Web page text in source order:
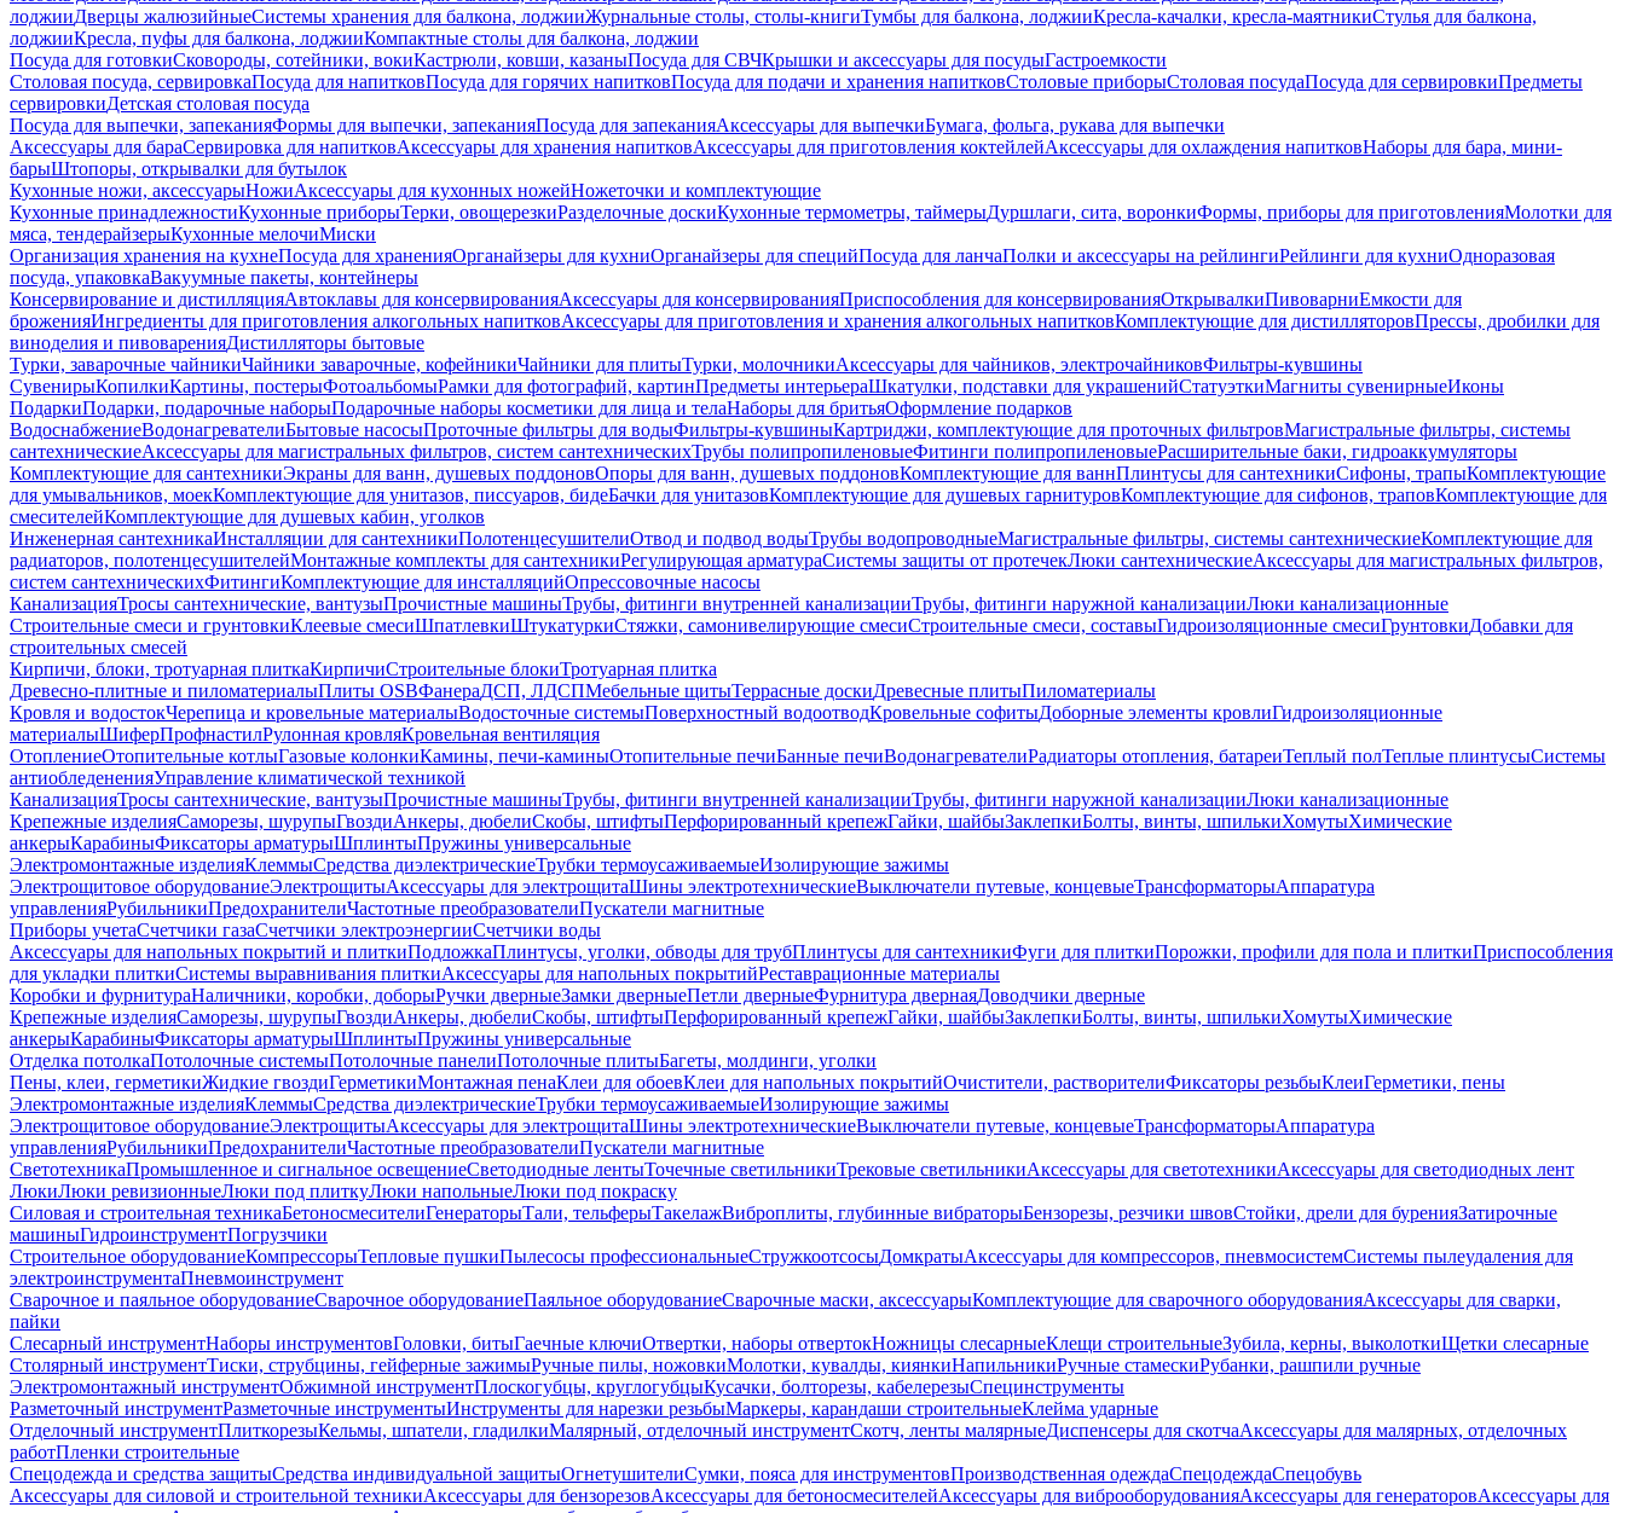
лоджииДверцы жалюзийныеСистемы хранения для балкона, лоджииЖурнальные столы, столы-книгиТумбы для балкона, лоджииКресла-качалки, кресла-маятникиСтулья для балкона,
лоджииКресла, пуфы для балкона, лоджииКомпактные столы для балкона, лоджии
Посуда для готовкиСковороды, сотейники, вокиКастрюли, ковши, казаныПосуда для СВЧКрышки и аксессуары для посудыГастроемкости
Столовая посуда, сервировкаПосуда для напитковПосуда для горячих напитковПосуда для подачи и хранения напитковСтоловые приборыСтоловая посудаПосуда для сервировкиПредметы
сервировкиДетская столовая посуда
Посуда для выпечки, запеканияФормы для выпечки, запеканияПосуда для запеканияАксессуары для выпечкиБумага, фольга, рукава для выпечки
Аксессуары для бараСервировка для напитковАксессуары для хранения напитковАксессуары для приготовления коктейлейАксессуары для охлаждения напитковНаборы для бара, мини-
барыШтопоры, открывалки для бутылок
Кухонные ножи, аксессуарыНожиАксессуары для кухонных ножейНожеточки и комплектующие
Кухонные принадлежностиКухонные приборыТерки, овощерезкиРазделочные доскиКухонные термометры, таймерыДуршлаги, сита, воронкиФормы, приборы для приготовленияМолотки для
мяса, тендерайзерыКухонные мелочиМиски
Организация хранения на кухнеПосуда для храненияОрганайзеры для кухниОрганайзеры для специйПосуда для ланчаПолки и аксессуары на рейлингиРейлинги для кухниОдноразовая
посуда, упаковкаВакуумные пакеты, контейнеры
Консервирование и дистилляцияАвтоклавы для консервированияАксессуары для консервированияПриспособления для консервированияОткрывалкиПивоварниЕмкости для
броженияИнгредиенты для приготовления алкогольных напитковАксессуары для приготовления и хранения алкогольных напитковКомплектующие для дистилляторовПрессы, дробилки для
виноделия и пивоваренияДистилляторы бытовые
Турки, заварочные чайникиЧайники заварочные, кофейникиЧайники для плитыТурки, молочникиАксессуары для чайников, электрочайниковФильтры-кувшины
СувенирыКопилкиКартины, постерыФотоальбомыРамки для фотографий, картинПредметы интерьераШкатулки, подставки для украшенийСтатуэткиМагниты сувенирныеИконы
ПодаркиПодарки, подарочные наборыПодарочные наборы косметики для лица и телаНаборы для бритьяОформление подарков
ВодоснабжениеВодонагревателиБытовые насосыПроточные фильтры для водыФильтры-кувшиныКартриджи, комплектующие для проточных фильтровМагистральные фильтры, системы
сантехническиеАксессуары для магистральных фильтров, систем сантехническихТрубы полипропиленовыеФитинги полипропиленовыеРасширительные баки, гидроаккумуляторы
Комплектующие для сантехникиЭкраны для ванн, душевых поддоновОпоры для ванн, душевых поддоновКомплектующие для ваннПлинтусы для сантехникиСифоны, трапыКомплектующие
для умывальников, моекКомплектующие для унитазов, писсуаров, бидеБачки для унитазовКомплектующие для душевых гарнитуровКомплектующие для сифонов, траповКомплектующие для
смесителейКомплектующие для душевых кабин, уголков
Инженерная сантехникаИнсталляции для сантехникиПолотенцесушителиОтвод и подвод водыТрубы водопроводныеМагистральные фильтры, системы сантехническиеКомплектующие для
радиаторов, полотенцесушителейМонтажные комплекты для сантехникиРегулирующая арматураСистемы защиты от протечекЛюки сантехническиеАксессуары для магистральных фильтров,
систем сантехническихФитингиКомплектующие для инсталляцийОпрессовочные насосы
КанализацияТросы сантехнические, вантузыПрочистные машиныТрубы, фитинги внутренней канализацииТрубы, фитинги наружной канализацииЛюки канализационные
Строительные смеси и грунтовкиКлеевые смесиШпатлевкиШтукатуркиСтяжки, самонивелирующие смесиСтроительные смеси, составыГидроизоляционные смесиГрунтовкиДобавки для
строительных смесей
Кирпичи, блоки, тротуарная плиткаКирпичиСтроительные блокиТротуарная плитка
Древесно-плитные и пиломатериалыПлиты OSBФанераДСП, ЛДСПМебельные щитыТеррасные доскиДревесные плитыПиломатериалы
Кровля и водостокЧерепица и кровельные материалыВодосточные системыПоверхностный водоотводКровельные софитыДоборные элементы кровлиГидроизоляционные
материалыШиферПрофнастилРулонная кровляКровельная вентиляция
ОтоплениеОтопительные котлыГазовые колонкиКамины, печи-каминыОтопительные печиБанные печиВодонагревателиРадиаторы отопления, батареиТеплый полТеплые плинтусыСистемы
антиобледененияУправление климатической техникой
КанализацияТросы сантехнические, вантузыПрочистные машиныТрубы, фитинги внутренней канализацииТрубы, фитинги наружной канализацииЛюки канализационные
Крепежные изделияСаморезы, шурупыГвоздиАнкеры, дюбелиСкобы, штифтыПерфорированный крепежГайки, шайбыЗаклепкиБолты, винты, шпилькиХомутыХимические
анкерыКарабиныФиксаторы арматурыШплинтыПружины универсальные
Электромонтажные изделияКлеммыСредства диэлектрическиеТрубки термоусаживаемыеИзолирующие зажимы
Электрощитовое оборудованиеЭлектрощитыАксессуары для электрощитаШины электротехническиеВыключатели путевые, концевыеТрансформаторыАппаратура
управленияРубильникиПредохранителиЧастотные преобразователиПускатели магнитные
Приборы учетаСчетчики газаСчетчики электроэнергииСчетчики воды
Аксессуары для напольных покрытий и плиткиПодложкаПлинтусы, уголки, обводы для трубПлинтусы для сантехникиФуги для плиткиПорожки, профили для пола и плиткиПриспособления
для укладки плиткиСистемы выравнивания плиткиАксессуары для напольных покрытийРеставрационные материалы
Коробки и фурнитураНаличники, коробки, доборыРучки дверныеЗамки дверныеПетли дверныеФурнитура двернаяДоводчики дверные
Крепежные изделияСаморезы, шурупыГвоздиАнкеры, дюбелиСкобы, штифтыПерфорированный крепежГайки, шайбыЗаклепкиБолты, винты, шпилькиХомутыХимические
анкерыКарабиныФиксаторы арматурыШплинтыПружины универсальные
Отделка потолкаПотолочные системыПотолочные панелиПотолочные плитыБагеты, молдинги, уголки
Пены, клеи, герметикиЖидкие гвоздиГерметикиМонтажная пенаКлеи для обоевКлеи для напольных покрытийОчистители, растворителиФиксаторы резьбыКлеиГерметики, пены
Электромонтажные изделияКлеммыСредства диэлектрическиеТрубки термоусаживаемыеИзолирующие зажимы
Электрощитовое оборудованиеЭлектрощитыАксессуары для электрощитаШины электротехническиеВыключатели путевые, концевыеТрансформаторыАппаратура
управленияРубильникиПредохранителиЧастотные преобразователиПускатели магнитные
СветотехникаПромышленное и сигнальное освещениеСветодиодные лентыТочечные светильникиТрековые светильникиАксессуары для светотехникиАксессуары для светодиодных лент
ЛюкиЛюки ревизионныеЛюки под плиткуЛюки напольныеЛюки под покраску
Силовая и строительная техникаБетоносмесителиГенераторыТали, тельферыТакелажВиброплиты, глубинные вибраторыБензорезы, резчики швовСтойки, дрели для буренияЗатирочные
машиныГидроинструментПогрузчики
Строительное оборудованиеКомпрессорыТепловые пушкиПылесосы профессиональныеСтружкоотсосыДомкратыАксессуары для компрессоров, пневмосистемСистемы пылеудаления для
электроинструментаПневмоинструмент
Сварочное и паяльное оборудованиеСварочное оборудованиеПаяльное оборудованиеСварочные маски, аксессуарыКомплектующие для сварочного оборудованияАксессуары для сварки,
пайки
Слесарный инструментНаборы инструментовГоловки, битыГаечные ключиОтвертки, наборы отвертокНожницы слесарныеКлещи строительныеЗубила, керны, выколоткиЩетки слесарные
Столярный инструментТиски, струбцины, гейферные зажимыРучные пилы, ножовкиМолотки, кувалды, киянкиНапильникиРучные стамескиРубанки, рашпили ручные
Электромонтажный инструментОбжимной инструментПлоскогубцы, круглогубцыКусачки, болторезы, кабелерезыСпецинструменты
Разметочный инструментРазметочные инструментыИнструменты для нарезки резьбыМаркеры, карандаши строительныеКлейма ударные
Отделочный инструментПлиткорезыКельмы, шпатели, гладилкиМалярный, отделочный инструментСкотч, ленты малярныеДиспенсеры для скотчаАксессуары для малярных, отделочных
работПленки строительные
Спецодежда и средства защитыСредства индивидуальной защитыОгнетушителиСумки, пояса для инструментовПроизводственная одеждаСпецодеждаСпецобувь
Аксессуары для силовой и строительной техникиАксессуары для бензорезовАксессуары для бетоносмесителейАксессуары для виброоборудованияАксессуары для генераторовАксессуары для